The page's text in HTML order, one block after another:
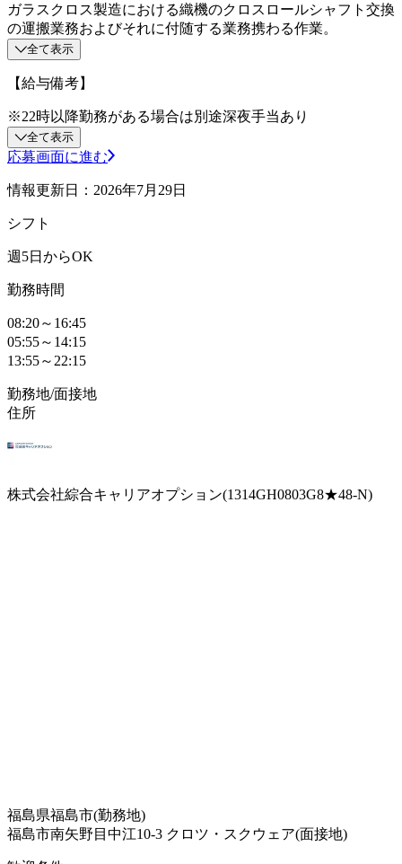
ガラスクロス製造における織機のクロスロールシャフト交換
の運搬業務およびそれに付随する業務携わる作業。
全て表示
【給与備考】
※22時以降勤務がある場合は別途深夜手当あり
全て表示
応募画面に進む
情報更新日：2026年7月29日
シフト
週5日からOK
勤務時間
08:20～16:45
05:55～14:15
13:55～22:15
勤務地/面接地
住所
株式会社綜合キャリアオプション(1314GH0803G8★48-N)
福島県福島市(勤務地)
福島市南矢野目中江10-3 クロツ・スクウェア(面接地)